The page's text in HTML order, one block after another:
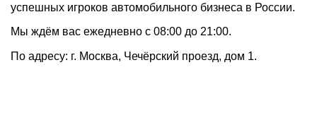
успешных игроков автомобильного бизнеса в России.
Мы ждём вас ежедневно с 08:00 до 21:00.
По адресу: г. Москва, Чечёрский проезд, дом 1.